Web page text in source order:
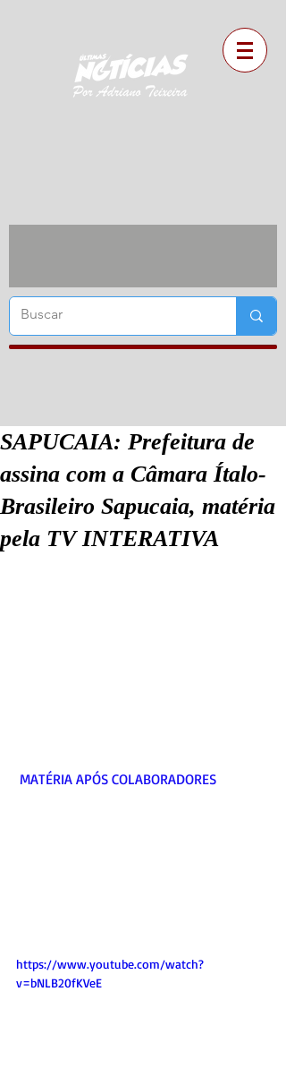
SAPUCAIA: Prefeitura de
assina com a Câmara Ítalo-
Brasileiro Sapucaia, matéria
pela TV INTERATIVA
MATÉRIA APÓS COLABORADORES
https://www.youtube.com/watch?
v=bNLB20fKVeE